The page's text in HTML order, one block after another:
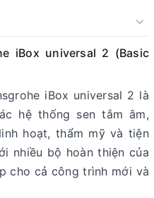
iBox universal 2 (Basic
iBox universal 2 là
hệ thống sen tắm âm,
hoạt, thẩm mỹ và tiện
nhiều bộ hoàn thiện của
cho cả công trình mới và